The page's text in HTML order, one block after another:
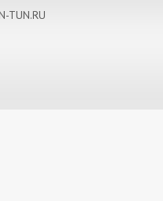
TUN.RU